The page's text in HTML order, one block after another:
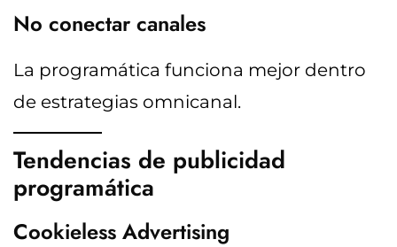
No conectar canales
La programática funciona mejor dentro
de estrategias omnicanal.
Tendencias de publicidad
programática
Cookieless Advertising